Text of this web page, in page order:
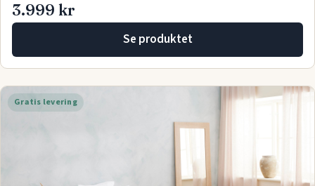
3.999 kr
Se produktet
Gratis levering